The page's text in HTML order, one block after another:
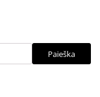
Paieška